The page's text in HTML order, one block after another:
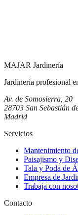
MAJAR Jardinería
Jardinería profesional
Av. de Somosierra, 20
28703 San Sebastián
Madrid
Servicios
Mantenimiento
Paisajismo y
Tala y Poda de
Empresa de
Trabaja con
Contacto